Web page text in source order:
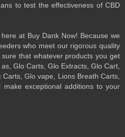
to test the effectiveness of CBD
at Buy Dank Now! Because we
who meet our rigorous quality
that whatever products you get
Glo Carts, Glo Extracts, Glo Cart,
Glo vape, Lions Breath Carts,
make exceptional additions to your